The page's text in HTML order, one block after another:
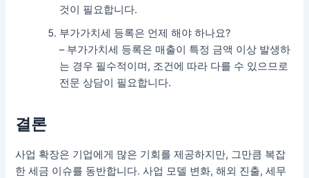
것이 필요합니다.
부가가치세 등록은 언제 해야 하나요?
– 부가가치세 등록은 매출이 특정 금액 이상 발생하
는 경우 필수적이며, 조건에 따라 다를 수 있으므로
전문 상담이 필요합니다.
결론
사업 확장은 기업에게 많은 기회를 제공하지만, 그만큼 복잡
한 세금 이슈를 동반합니다. 사업 모델 변화, 해외 진출, 세무